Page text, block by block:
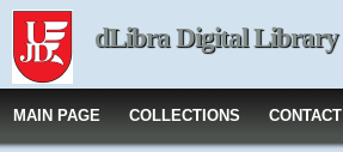
dLibra Digital Library
MAIN PAGE COLLECTIONS CONTACT